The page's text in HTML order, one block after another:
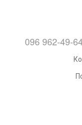
096 962-49-